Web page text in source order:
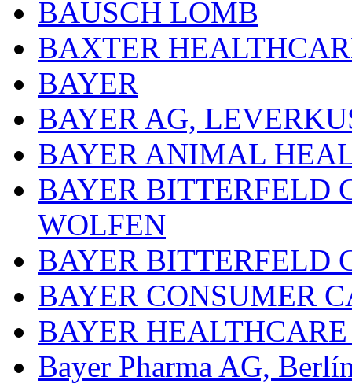
BAUSCH LOMB
BAXTER
BAYER
BAYER AG,
BAYER ANIMAL
BAYER BITTERFELD
WOLFEN
BAYER BITTERFELD
BAYER CONSUMER
BAYER
Bayer Pharma AG,